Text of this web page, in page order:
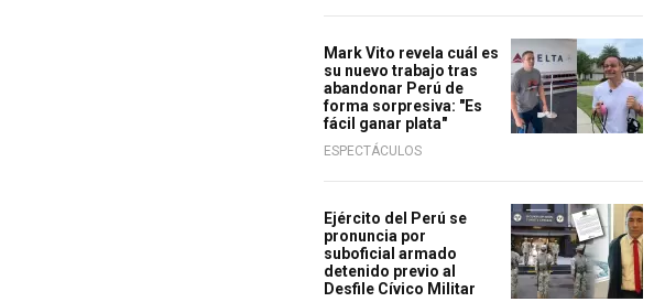
Mark Vito revela cuál es
su nuevo trabajo tras
abandonar Perú de
forma sorpresiva: "Es
fácil ganar plata"
ESPECTÁCULOS
Ejército del Perú se
pronuncia por
suboficial armado
detenido previo al
Desfile Cívico Militar